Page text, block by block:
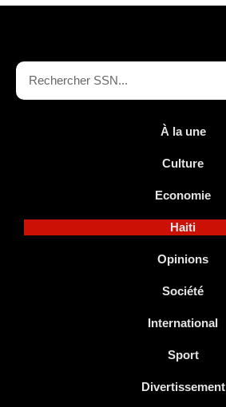
À la une
Culture
Economie
Haiti
Opinions
Société
International
Sport
Divertissement